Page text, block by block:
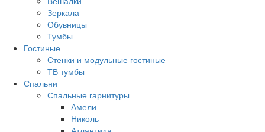
Зеркала
Обувницы
Тумбы
Гостиные
Стенки и модульные гостиные
ТВ тумбы
Спальни
Спальные гарнитуры
Амели
Николь